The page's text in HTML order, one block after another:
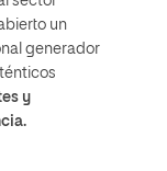
un
generador
y